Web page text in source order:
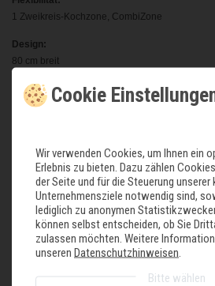
1 Zweikreis-Kochzone, CombiZone
Design:
80 cm breit
Ausstattung:
Digitale Anzeige der Kochstufen
2-stufige Restwärmeanzeige je Kochzone
CountUp Timer
Kurzzeitwecker
Automatische Sicherheitsabschaltung
Kindersicherung
Wischschutzfunktion
Cookie
Wir verwenden Cookies, um Ihnen ein
Erlebnis zu bieten. Dazu zählen
der Seite und für die Steuerung
Unternehmensziele notwendig sind,
lediglich zu anonymen
können selbst entscheiden, ob Sie
zulassen möchten. Weitere
unseren Datenschutzhinweisen
Bitte wählen